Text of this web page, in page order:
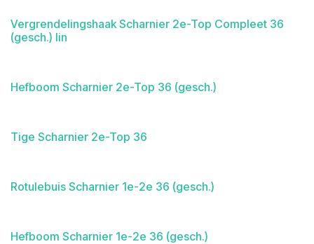
Vergrendelingshaak Scharnier 2e-Top Compleet 36
(gesch.) lin
Hefboom Scharnier 2e-Top 36 (gesch.)
Tige Scharnier 2e-Top 36
Rotulebuis Scharnier 1e-2e 36 (gesch.)
Hefboom Scharnier 1e-2e 36 (gesch.)